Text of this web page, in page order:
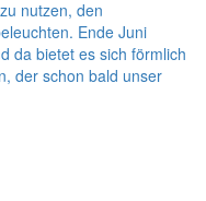
nutzen, den
Ende Juni
da bietet es sich förmlich
der schon bald unser